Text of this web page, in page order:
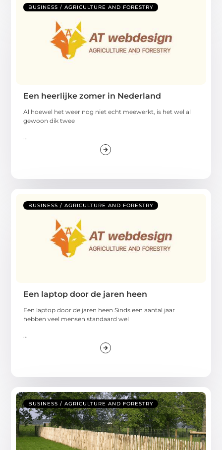
BUSINESS / AGRICULTURE AND FORESTRY
Een heerlijke zomer in Nederland
Al hoewel het weer nog niet echt meewerkt, is het wel al
gewoon dik twee
BUSINESS / AGRICULTURE AND FORESTRY
Een laptop door de jaren heen
Een laptop door de jaren heen Sinds een aantal jaar
hebben veel mensen standaard wel
BUSINESS / AGRICULTURE AND FORESTRY